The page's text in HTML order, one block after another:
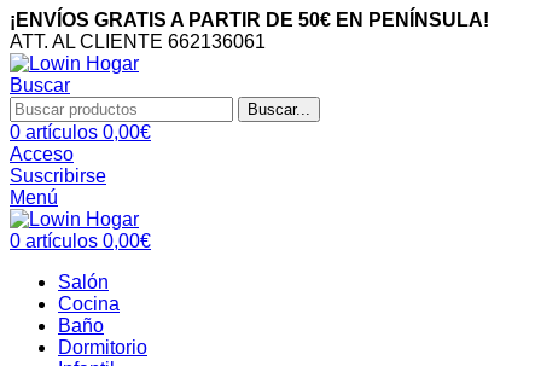
¡ENVÍOS GRATIS A PARTIR DE 50€ EN PENÍNSULA!
ATT. AL CLIENTE 662136061
Buscar
Buscar...
0 artículos 0,00€
Acceso
Suscribirse
Menú
0 artículos 0,00€
Salón
Cocina
Baño
Dormitorio